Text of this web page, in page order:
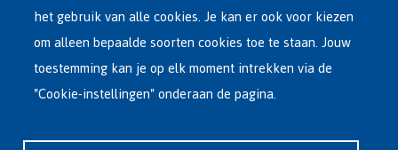
het gebruik van alle cookies. Je kan er ook voor kiezen
om alleen bepaalde soorten cookies toe te staan. Jouw
toestemming kan je op elk moment intrekken via de
"Cookie-instellingen" onderaan de pagina.